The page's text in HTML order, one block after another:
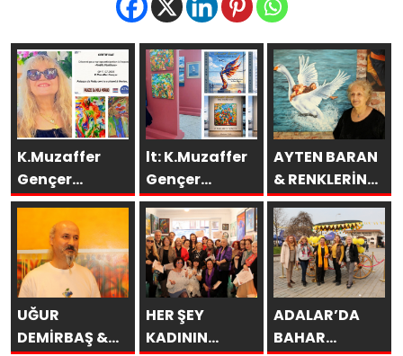
K.Muzaffer
Gençer
Eserleri
İtalya’da
lt: K.Muzaffer
Gençer
Esenboğa TAV
Galeri’de
SAKÜDER İle
AYTEN BARAN
& RENKLERİN
DİLİ
UĞUR
DEMİRBAŞ &
HER ŞEY
KADININ
ADALAR’DA
BAHAR